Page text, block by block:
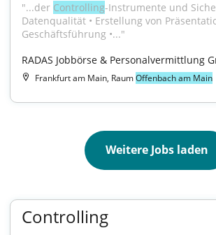
"...der Controlling-Instrumente und
Datenqualität • Erstellung von
Geschäftsführung •..."
RADAS Jobbörse & Personalvermittlung
Frankfurt am Main, RaumOffenbach am Main
Weitere Jobs laden
Controlling